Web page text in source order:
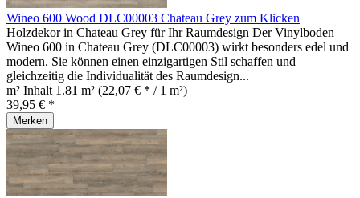
Wineo 600 Wood DLC00003 Chateau Grey zum Klicken
Holzdekor in Chateau Grey für Ihr Raumdesign Der Vinylboden
Wineo 600 in Chateau Grey (DLC00003) wirkt besonders edel und
modern. Sie können einen einzigartigen Stil schaffen und
gleichzeitig die Individualität des Raumdesign...
m² Inhalt 1.81 m² (22,07 € * / 1 m²)
39,95 € *
Merken